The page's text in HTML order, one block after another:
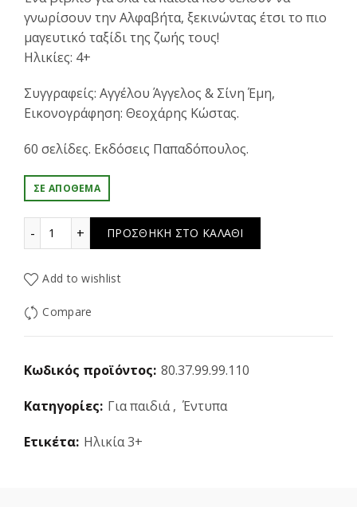
γνωρίσουν την Αλφαβήτα, ξεκινώντας έτσι το πιο
μαγευτικό ταξίδι της ζωής τους!
Ηλικίες: 4+
Συγγραφείς: Αγγέλου Άγγελος & Σίνη Έμη,
Εικονογράφηση: Θεοχάρης Κώστας.
60 σελίδες. Εκδόσεις Παπαδόπουλος.
ΣΕ ΑΠΌΘΕΜΑ
ΠΡΟΣΘΉΚΗ ΣΤΟ ΚΑΛΆΘΙ
Add to wishlist
Compare
Κωδικός προϊόντος: 80.37.99.99.110
Κατηγορίες: Για παιδιά , Έντυπα
Ετικέτα: Ηλικία 3+